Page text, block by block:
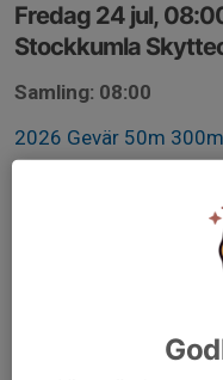
Fredag 24 jul,
Stockkumla
Samling: 08:00
2026 Gevär 50m